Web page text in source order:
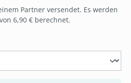
Partner versendet. Es werden
6,90 € berechnet.